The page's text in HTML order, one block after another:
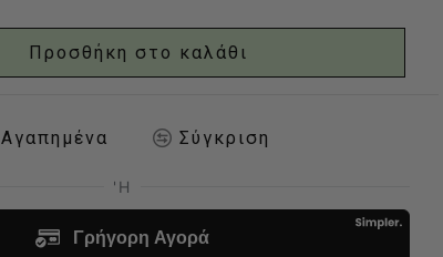
Προσθήκη στο καλάθι
Αγαπημένα Σύγκριση